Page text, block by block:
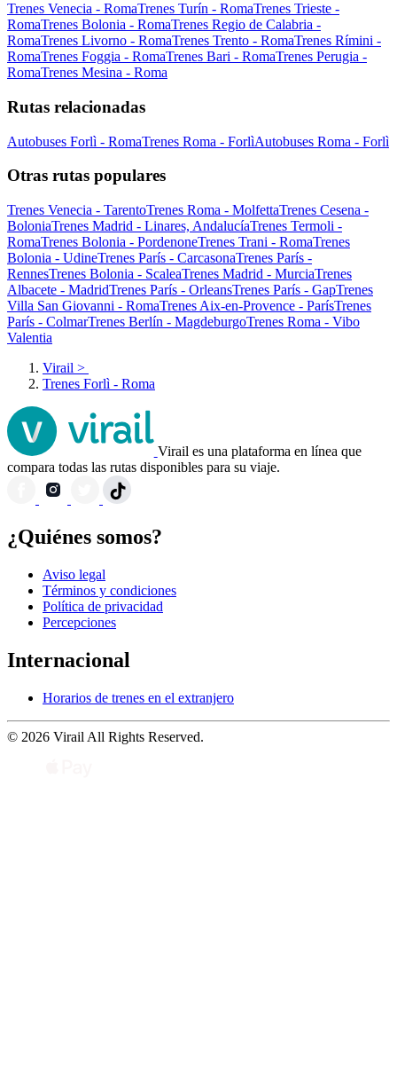
Trenes Venecia - RomaTrenes Turín - RomaTrenes Trieste -
RomaTrenes Bolonia - RomaTrenes Regio de Calabria -
RomaTrenes Livorno - RomaTrenes Trento - RomaTrenes Rímini -
RomaTrenes Foggia - RomaTrenes Bari - RomaTrenes Perugia -
RomaTrenes Mesina - Roma
Rutas relacionadas
Autobuses Forlì - RomaTrenes Roma - ForlìAutobuses Roma - Forlì
Otras rutas populares
Trenes Venecia - TarentoTrenes Roma - MolfettaTrenes Cesena -
BoloniaTrenes Madrid - Linares, AndalucíaTrenes Termoli -
RomaTrenes Bolonia - PordenoneTrenes Trani - RomaTrenes
Bolonia - UdineTrenes París - CarcasonaTrenes París -
RennesTrenes Bolonia - ScaleaTrenes Madrid - MurciaTrenes
Albacete - MadridTrenes París - OrleansTrenes París - GapTrenes
Villa San Giovanni - RomaTrenes Aix-en-Provence - ParísTrenes
París - ColmarTrenes Berlín - MagdeburgoTrenes Roma - Vibo
Valentia
Virail >
Trenes Forlì - Roma
Virail es una plataforma en línea que
compara todas las rutas disponibles para su viaje.
¿Quiénes somos?
Aviso legal
Términos y condiciones
Política de privacidad
Percepciones
Internacional
Horarios de trenes en el extranjero
© 2026 Virail All Rights Reserved.